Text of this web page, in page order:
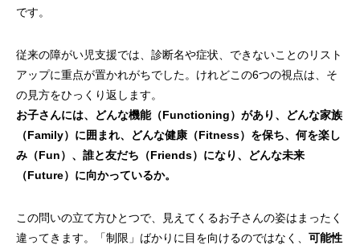
です。
従来の障がい児支援では、診断名や症状、できないことのリスト
アップに重点が置かれがちでした。けれどこの6つの視点は、そ
の見方をひっくり返します。
お子さんには、どんな機能（Functioning）があり、どんな家族
（Family）に囲まれ、どんな健康（Fitness）を保ち、何を楽し
み（Fun）、誰と友だち（Friends）になり、どんな未来
（Future）に向かっているか。
この問いの立て方ひとつで、見えてくるお子さんの姿はまったく
違ってきます。「制限」ばかりに目を向けるのではなく、 可能性